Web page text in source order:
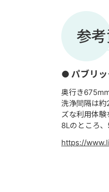
参
● パブリッ
奥⾏き
洗浄間隔は約
ズな利⽤体
8Lのところ
https://